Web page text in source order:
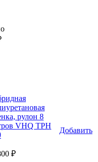
рулон 8
VHQ TPH
₽
Добавить